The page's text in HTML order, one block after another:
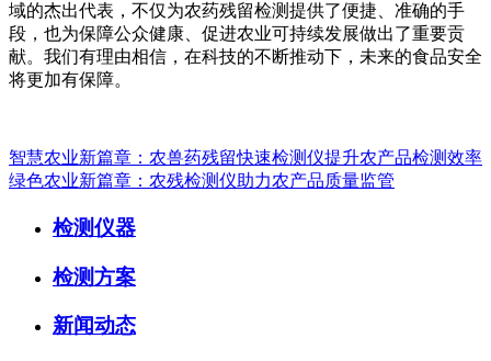
域的杰出代表，不仅为农药残留检测提供了便捷、准确的手
段，也为保障公众健康、促进农业可持续发展做出了重要贡
献。我们有理由相信，在科技的不断推动下，未来的食品安全
将更加有保障。
智慧农业新篇章：农兽药残留快速检测仪提升农产品检测效率
绿色农业新篇章：农残检测仪助力农产品质量监管
检测仪器
检测方案
新闻动态